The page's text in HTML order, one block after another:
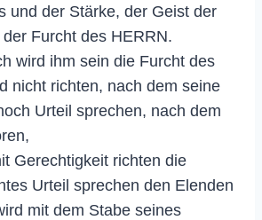
und der Stärke, der Geist der
Furcht des HERRN.
wird ihm sein die Furcht des
nicht richten, nach dem seine
Urteil sprechen, nach dem
Gerechtigkeit richten die
Urteil sprechen den Elenden
mit dem Stabe seines